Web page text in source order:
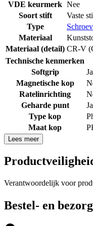
VDE keurmerk Nee
Soort stift
Vaste
Type
Materiaal
Materiaal (detail) CR-V
Technische kenmerken
Softgrip
Ja
Magnetische kop
Ratelinrichting
Geharde punt
Ja
Type kop
Maat kop
Lees meer
Verantwoordelijk voor
Bestel- en